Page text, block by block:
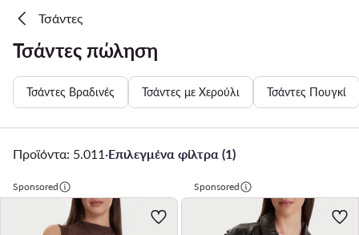
Τσάντες
Τσάντες πώληση
Τσάντες Βραδινές Τσάντες με Χερούλι Τσάντες Πουγκί
Προϊόντα: 5.011 ·Επιλεγμένα φίλτρα (1)
Sponsored Sponsored